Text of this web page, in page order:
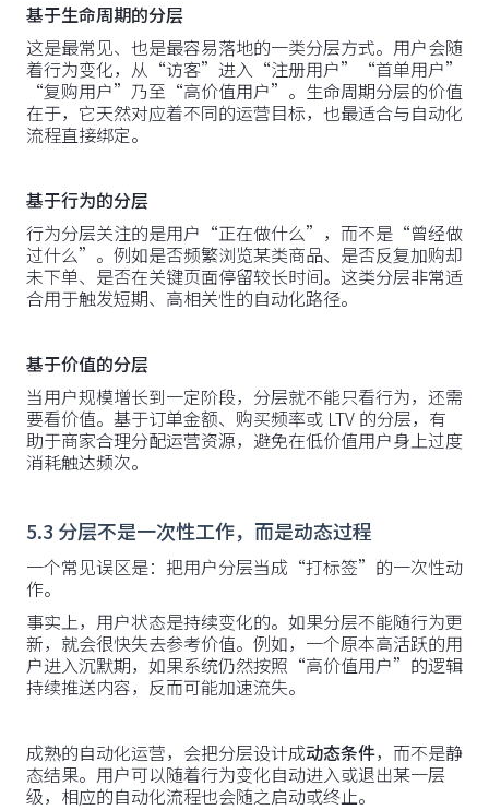
基于生命周期的分层
这是最常见、也是最容易落地的一类分层方式。用户会随
着行为变化，从“访客”进入“注册用户”“首单用户”
“复购用户”乃至“高价值用户”。生命周期分层的价值
在于，它天然对应着不同的运营目标，也最适合与自动化
流程直接绑定。
基于行为的分层
行为分层关注的是用户“正在做什么”，而不是“曾经做
过什么”。例如是否频繁浏览某类商品、是否反复加购却
未下单、是否在关键页面停留较长时间。这类分层非常适
合用于触发短期、高相关性的自动化路径。
基于价值的分层
当用户规模增长到一定阶段，分层就不能只看行为，还需
要看价值。基于订单金额、购买频率或 LTV 的分层，有
助于商家合理分配运营资源，避免在低价值用户身上过度
消耗触达频次。
5.3 分层不是一次性工作，而是动态过程
一个常见误区是：把用户分层当成“打标签”的一次性动
作。
事实上，用户状态是持续变化的。如果分层不能随行为更
新，就会很快失去参考价值。例如，一个原本高活跃的用
户进入沉默期，如果系统仍然按照“高价值用户”的逻辑
持续推送内容，反而可能加速流失。
成熟的自动化运营，会把分层设计成动态条件，而不是静
态结果。用户可以随着行为变化自动进入或退出某一层
级，相应的自动化流程也会随之启动或终止。